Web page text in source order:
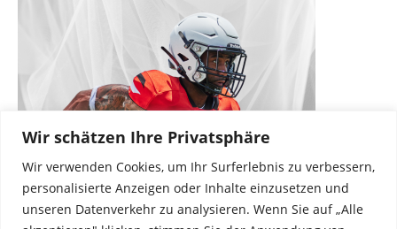
Wir schätzen Ihre Privatsphäre
Wir verwenden Cookies, um Ihr Surferlebnis zu verbessern,
personalisierte Anzeigen oder Inhalte einzusetzen und
unseren Datenverkehr zu analysieren. Wenn Sie auf „Alle